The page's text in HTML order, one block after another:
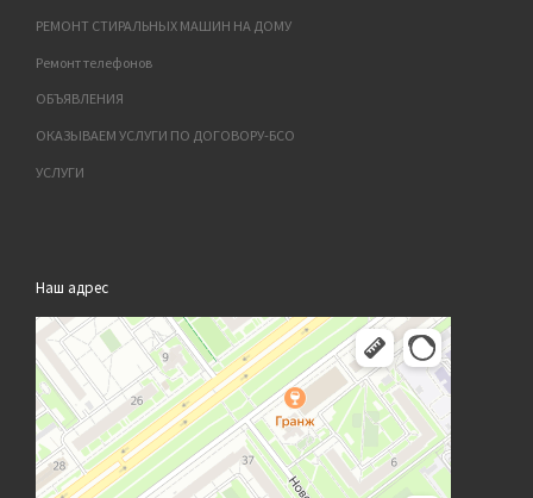
РЕМОНТ СТИРАЛЬНЫХ МАШИН НА ДОМУ
Ремонт телефонов
ОБЪЯВЛЕНИЯ
ОКАЗЫВАЕМ УСЛУГИ ПО ДОГОВОРУ-БСО
УСЛУГИ
Наш адрес